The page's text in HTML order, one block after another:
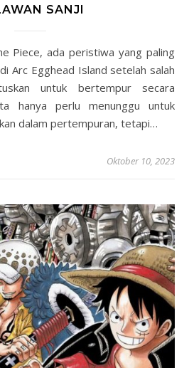
SANJI
Arc Egghead Island setelah salah
untuk bertempur secara
hanya perlu menunggu untuk
dalam pertempuran, tetapi…
Oktober 10, 2023